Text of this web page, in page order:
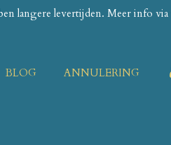
langere levertijden. Meer info via
BLOG
ANNULERING